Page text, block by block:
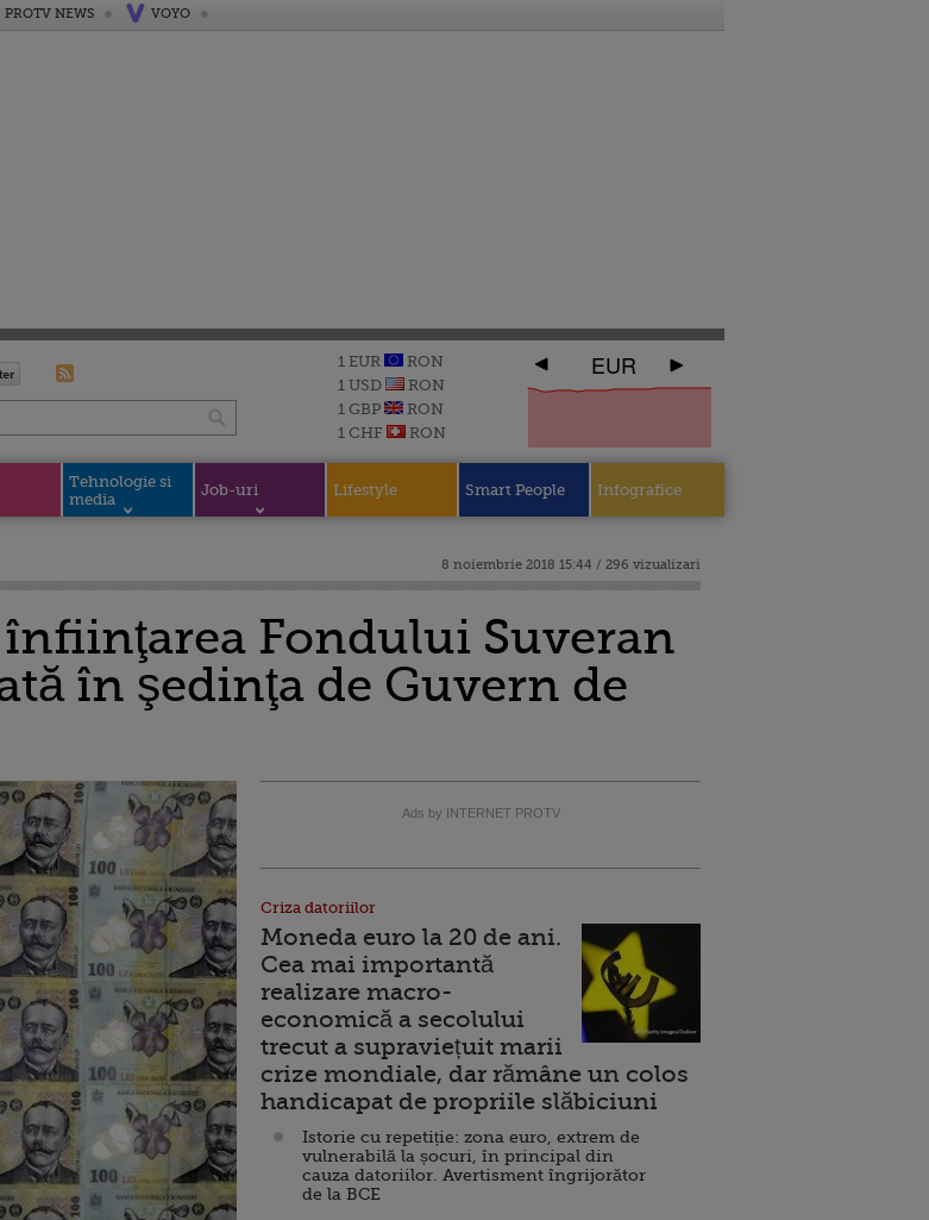
PROTV NEWS VOYO
1 EUR
RON
1 USD
RON
1 GBP
RON
1 CHF
RON
EUR
Tehnologie si
media
Job-uri Lifestyle Smart People Infografice
8 noiembrie 2018 15:44 / 296 vizualizari
Fondului Suveran
în şedinţa de Guvern de
Ads by INTERNET PROTV
Criza datoriilor
Moneda euro la 20 de ani.
Cea mai importantă
realizare macro-
economică a secolului
trecut a supraviețuit marii
crize mondiale, dar rămâne un colos
handicapat de propriile slăbiciuni
Istorie cu repetiție: zona euro, extrem de
vulnerabilă la șocuri, în principal din
cauza datoriilor. Avertisment îngrijorător
de la BCE